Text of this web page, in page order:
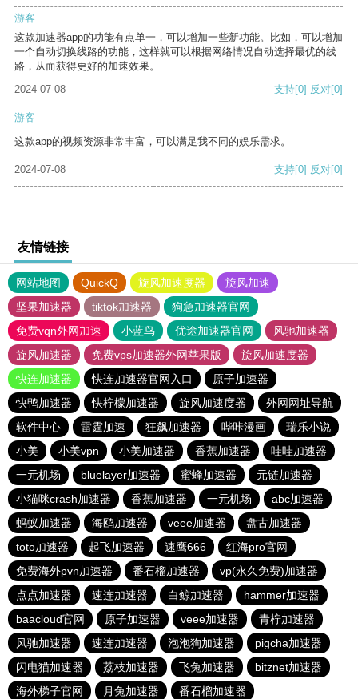
游客
这款加速器app的功能有点单一，可以增加一些新功能。比如，可以增加
一个自动切换线路的功能，这样就可以根据网络情况自动选择最优的线
路，从而获得更好的加速效果。
2024-07-08
支持[0] 反对[0]
游客
这款app的视频资源非常丰富，可以满足我不同的娱乐需求。
2024-07-08 支持[0] 反对[0]
友情链接
网站地图 QuickQ 旋风加速度器
旋风加速
坚果加速器
tiktok加速器
狗急加速器官网
免费vqn外网加速
小蓝鸟 优途加速器官网
风驰加速器
旋风加速器
免费vps加速器外网苹果版
旋风加速度器
快连加速器
快连加速器官网入口
原子加速器
快鸭加速器
快柠檬加速器 旋风加速度器
外网网址导航
软件中心
雷霆加速 狂飙加速器 哔咔漫画
瑞乐小说
小美
小美vpn 小美加速器 香蕉加速器
哇哇加速器
一元机场
bluelayer加速器 蜜蜂加速器
元链加速器
小猫咪crash加速器
香蕉加速器 一元机场
abc加速器
蚂蚁加速器
海鸥加速器 veee加速器
盘古加速器
toto加速器
起飞加速器 速鹰666
红海pro官网
免费海外pvn加速器
番石榴加速器
vp(永久免费)加速器
点点加速器
速连加速器 白鲸加速器
hammer加速器
baacloud官网
原子加速器 veee加速器
青柠加速器
风驰加速器
速连加速器 泡泡狗加速器
pigcha加速器
闪电猫加速器
荔枝加速器 飞兔加速器
bitznet加速器
海外梯子官网
月兔加速器 番石榴加速器